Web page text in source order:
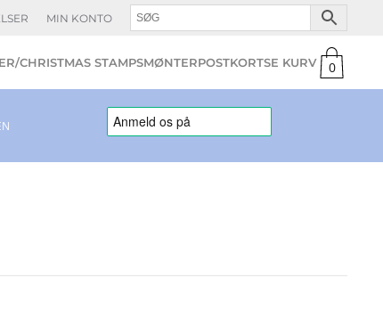
MIN KONTO
CHRISTMAS STAMPSMØNTERPOSTKORT 0